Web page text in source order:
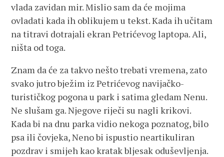
vlada zavidan mir. Mislio sam da će mojima
ovladati kada ih oblikujem u tekst. Kada ih učitam
na titravi dotrajali ekran Petrićevog laptopa. Ali,
ništa od toga.
Znam da će za takvo nešto trebati vremena, zato
svako jutro bježim iz Petrićevog navijačko-
turističkog pogona u park i satima gledam Nenu.
Ne slušam ga. Njegove riječi su nagli krikovi.
Kada bi na dnu parka vidio nekoga poznatog, bilo
psa ili čovjeka, Neno bi ispustio neartikuliran
pozdrav i smijeh kao kratak bljesak oduševljenja.